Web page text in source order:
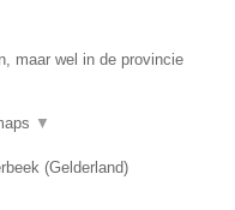
maar wel in de provincie
▼
(Gelderland)